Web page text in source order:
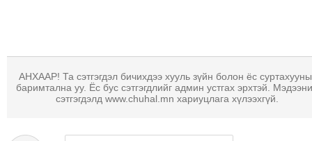
ТАЙМ"ЫН
ЭРГЭН
ТОЙРОНД
АНХААР! Та сэтгэгдэл бичихдээ хууль зүйн болон ёс
баримтална уу. Ёс бус сэтгэгдлийг админ устгах эрхтэй.
сэтгэгдэлд www.chuhal.mn хариуцлага хүлээхгүй.